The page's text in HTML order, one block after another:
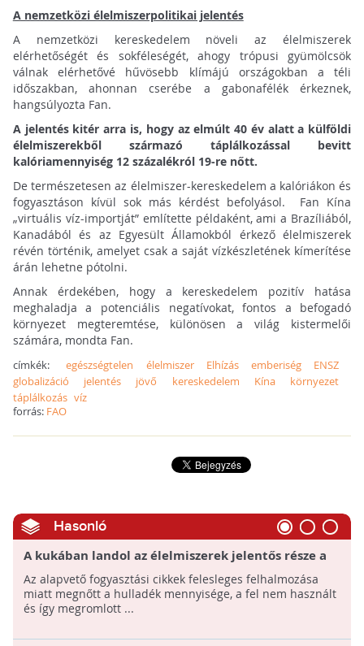
A nemzetközi élelmiszerpolitikai jelentés
A nemzetközi kereskedelem növeli az élelmiszerek
elérhetőségét és sokféleségét, ahogy trópusi gyümölcsök
válnak elérhetővé hűvösebb klímájú országokban a téli
időszakban, ahonnan cserébe a gabonafélék érkeznek,
hangsúlyozta Fan.
A jelentés kitér arra is, hogy az elmúlt 40 év alatt a külföldi
élelmiszerekből származó táplálkozással bevitt
kalóriamennyiség 12 százalékról 19-re nőtt.
De természetesen az élelmiszer-kereskedelem a kalóriákon és
fogyasztáson kívül sok más kérdést befolyásol. Fan Kína
„virtuális víz-importját” említette példaként, ami a Brazíliából,
Kanadából és az Egyesült Államokból érkező élelmiszerek
révén történik, amelyet csak a saját vízkészletének kímerítése
árán lehetne pótolni.
Annak érdekében, hogy a kereskedelem pozitív hatása
meghaladja a potenciális negatívokat, fontos a befogadó
környezet megteremtése, különösen a világ kistermelői
számára, mondta Fan.
címkék:egészségtelen élelmiszer Elhízás emberiség
ENSZ
globalizáció
jelentés jövő kereskedelem Kína
környezet
táplálkozás víz
forrás: FAO
Hasonló
A kukában landol az élelmiszerek jelentős része a
felvásárlási pánik miatt
Az alapvető fogyasztási cikkek felesleges felhalmozása
miatt megnőtt a hulladék mennyisége, a fel nem használt
és így megromlott ...